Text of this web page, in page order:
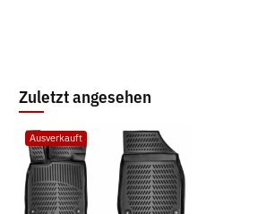
Zuletzt angesehen
Ausverkauft